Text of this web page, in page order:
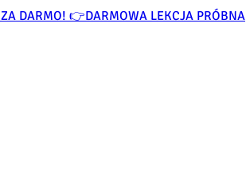
DARMO! 👉DARMOWA LEKCJA PRÓBNA